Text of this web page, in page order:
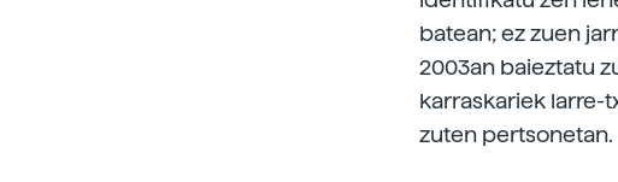
batean; ez zuen
2003an baieztatu
karraskariek larre-
zuten pertsonetan.